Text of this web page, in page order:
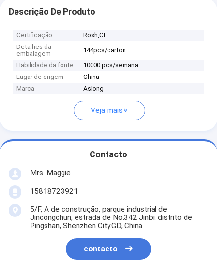
Descrição De Produto
Certificação
Rosh,CE
Detalhes da
embalagem
144pcs/carton
Habilidade da fonte
10000 pcs/semana
Lugar de origem
China
Marca
Aslong
Veja mais
Contacto
Mrs. Maggie
15818723921
5/F, A de construção, parque industrial de
Jincongchun, estrada de No.342 Jinbi, distrito de
Pingshan, Shenzhen City.GD, China
contacto